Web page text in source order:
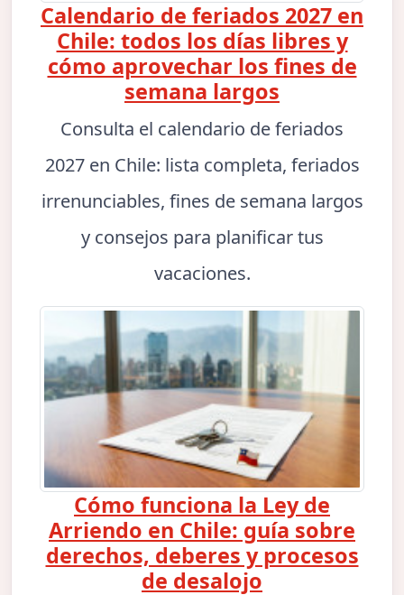
Calendario de feriados 2027 en
Chile: todos los días libres y
cómo aprovechar los fines de
semana largos
Consulta el calendario de feriados
2027 en Chile: lista completa, feriados
irrenunciables, fines de semana largos
y consejos para planificar tus
vacaciones.
Cómo funciona la Ley de
Arriendo en Chile: guía sobre
derechos, deberes y procesos
de desalojo